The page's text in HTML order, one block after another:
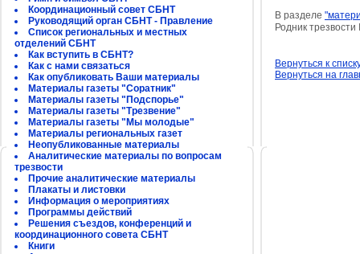
Координационный совет СБНТ
Руководящий орган СБНТ - Правление
Список региональных и местных
отделений СБНТ
Как вступить в СБНТ?
Как с нами связаться
Как опубликовать Ваши материалы
Материалы газеты "Соратник"
Материалы газеты "Подспорье"
Материалы газеты "Трезвение"
Материалы газеты "Мы молодые"
Материалы региональных газет
Неопубликованные материалы
Аналитические материалы по вопросам
трезвости
Прочие аналитические материалы
Плакаты и листовки
Информация о мероприятиях
Программы действий
Решения съездов, конференций и
координационного совета СБНТ
Книги
В разделе
Родник
Вернуться к
Вернуться на